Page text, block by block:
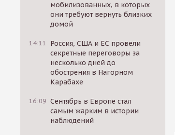
мобилизованных, в которых
они требуют вернуть близких
домой
14:11
Россия, США и ЕС провели
секретные переговоры за
несколько дней до
обострения в Нагорном
Карабахе
16:09 Сентябрь в Европе стал
самым жарким в истории
наблюдений